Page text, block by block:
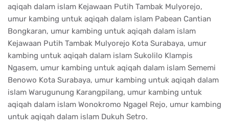
aqiqah dalam islam Kejawaan Putih Tambak Mulyorejo,
umur kambing untuk aqiqah dalam islam Pabean Cantian
Bongkaran, umur kambing untuk aqiqah dalam islam
Kejawaan Putih Tambak Mulyorejo Kota Surabaya, umur
kambing untuk aqiqah dalam islam Sukolilo Klampis
Ngasem, umur kambing untuk aqiqah dalam islam Sememi
Benowo Kota Surabaya, umur kambing untuk aqiqah dalam
islam Warugunung Karangpilang, umur kambing untuk
aqiqah dalam islam Wonokromo Ngagel Rejo, umur kambing
untuk aqiqah dalam islam Dukuh Setro.